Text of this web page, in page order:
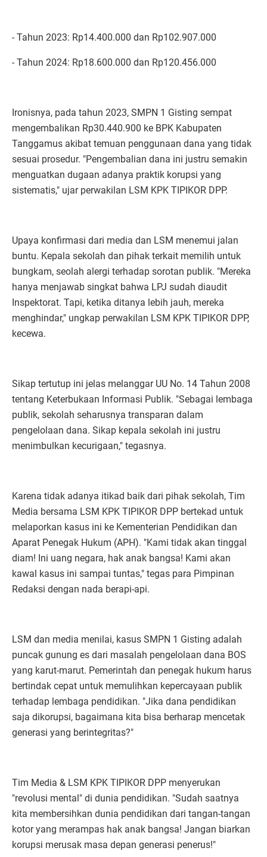
- Tahun 2023: Rp14.400.000 dan Rp102.907.000
- Tahun 2024: Rp18.600.000 dan Rp120.456.000
Ironisnya, pada tahun 2023, SMPN 1 Gisting sempat
mengembalikan Rp30.440.900 ke BPK Kabupaten
Tanggamus akibat temuan penggunaan dana yang tidak
sesuai prosedur. "Pengembalian dana ini justru semakin
menguatkan dugaan adanya praktik korupsi yang
sistematis," ujar perwakilan LSM KPK TIPIKOR DPP.
Upaya konfirmasi dari media dan LSM menemui jalan
buntu. Kepala sekolah dan pihak terkait memilih untuk
bungkam, seolah alergi terhadap sorotan publik. "Mereka
hanya menjawab singkat bahwa LPJ sudah diaudit
Inspektorat. Tapi, ketika ditanya lebih jauh, mereka
menghindar," ungkap perwakilan LSM KPK TIPIKOR DPP,
kecewa.
Sikap tertutup ini jelas melanggar UU No. 14 Tahun 2008
tentang Keterbukaan Informasi Publik. "Sebagai lembaga
publik, sekolah seharusnya transparan dalam
pengelolaan dana. Sikap kepala sekolah ini justru
menimbulkan kecurigaan," tegasnya.
Karena tidak adanya itikad baik dari pihak sekolah, Tim
Media bersama LSM KPK TIPIKOR DPP bertekad untuk
melaporkan kasus ini ke Kementerian Pendidikan dan
Aparat Penegak Hukum (APH). "Kami tidak akan tinggal
diam! Ini uang negara, hak anak bangsa! Kami akan
kawal kasus ini sampai tuntas," tegas para Pimpinan
Redaksi dengan nada berapi-api.
LSM dan media menilai, kasus SMPN 1 Gisting adalah
puncak gunung es dari masalah pengelolaan dana BOS
yang karut-marut. Pemerintah dan penegak hukum harus
bertindak cepat untuk memulihkan kepercayaan publik
terhadap lembaga pendidikan. "Jika dana pendidikan
saja dikorupsi, bagaimana kita bisa berharap mencetak
generasi yang berintegritas?"
Tim Media & LSM KPK TIPIKOR DPP menyerukan
"revolusi mental" di dunia pendidikan. "Sudah saatnya
kita membersihkan dunia pendidikan dari tangan-tangan
kotor yang merampas hak anak bangsa! Jangan biarkan
korupsi merusak masa depan generasi penerus!"